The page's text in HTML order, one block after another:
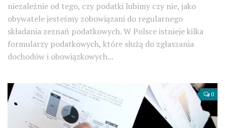
niezależnie od tego, czy podatki lubimy czy nie, jako
obywatele jesteśmy zobowiązani do regularnego
składania zeznań podatkowych. W Polsce istnieje kilka
formularzy podatkowych, które służą do zgłaszania
dochodów i obowiązkowych...
0